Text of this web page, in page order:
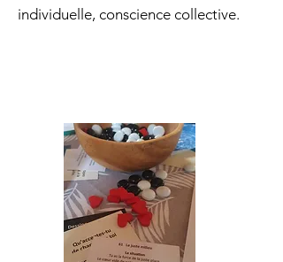
individuelle, conscience collective.